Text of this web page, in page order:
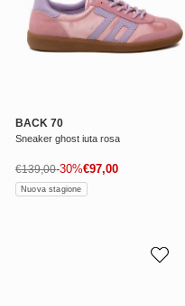
BACK 70
Sneaker ghost iuta rosa
Prezzo di vendita
€97,00
Prezzo normale
€139,00-30%
Nuova stagione